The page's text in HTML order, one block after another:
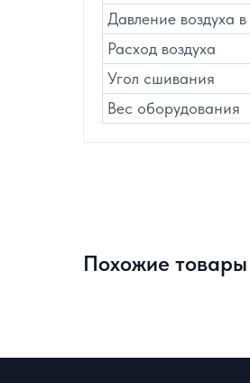
Давление воздуха
Расход воздуха
Угол сшивания
Вес оборудования
Похожие товары